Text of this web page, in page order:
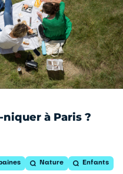
à Paris ?
Nature Enfants